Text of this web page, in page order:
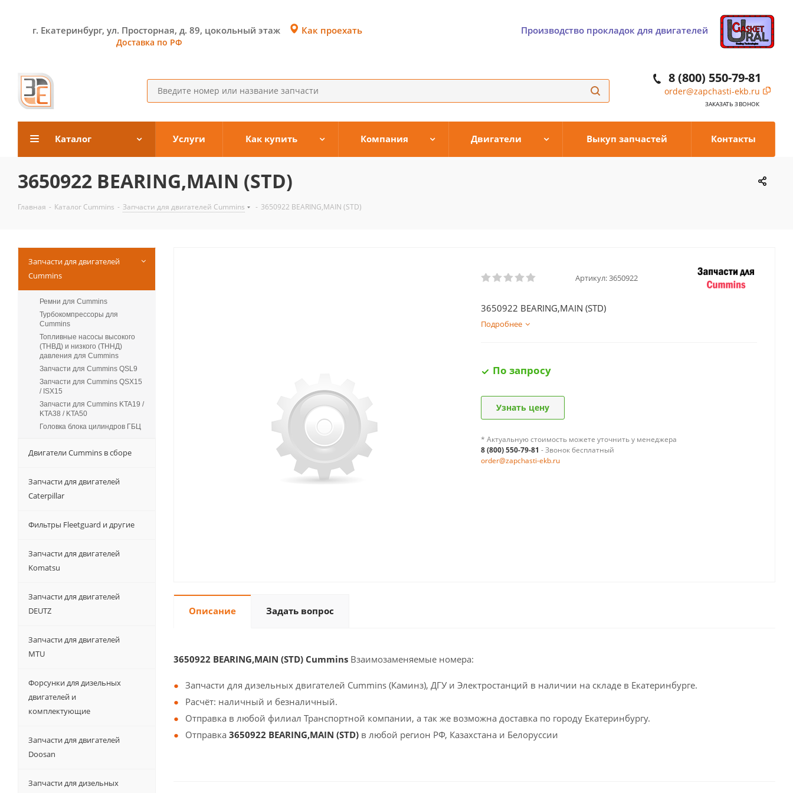
г. Екатеринбург, ул. Просторная, д. 89, цокольный этаж
Доставка по РФ
Как проехать Производство прокладок для двигателей
8 (800) 550-79-81
order@zapchasti-ekb.ru
ЗАКАЗАТЬ ЗВОНОК
Каталог Услуги Как купить Компания Двигатели Выкуп запчастей Контакты
3650922 BEARING,MAIN (STD)
Главная - Каталог Cummins - Запчасти для двигателей Cummins - 3650922 BEARING,MAIN (STD)
Артикул:3650922
3650922 BEARING,MAIN (STD)
Подробнее
По запросу
Узнать цену
* Актуальную стоимость можете уточнить у менеджера
8 (800) 550-79-81 - Звонок бесплатный
order@zapchasti-ekb.ru
Описание Задать вопрос
3650922 BEARING,MAIN (STD) Cummins Взаимозаменяемые номера:
Запчасти для дизельных двигателей Cummins (Каминз), ДГУ и Электростанций в наличии на складе в Екатеринбурге.
Расчёт: наличный и безналичный.
Отправка в любой филиал Транспортной компании, а так же возможна доставка по городу Екатеринбургу.
Отправка 3650922 BEARING,MAIN (STD) в любой регион РФ, Казахстана и Белоруссии
Запчасти для двигателей
Cummins
Ремни для Cummins
Турбокомпрессоры для
Сummins
Топливные насосы высокого
(ТНВД) и низкого (ТННД)
давления для Cummins
Запчасти для Cummins QSL9
Запчасти для Cummins QSX15
/ ISX15
Запчасти для Cummins KTA19 /
KTA38 / KTA50
Головка блока цилиндров ГБЦ
Двигатели Cummins в сборе
Запчасти для двигателей
Caterpillar
Фильтры Fleetguard и другие
Запчасти для двигателей
Komatsu
Запчасти для двигателей
DEUTZ
Запчасти для двигателей
MTU
Форсунки для дизельных
двигателей и
комплектующие
Запчасти для двигателей
Doosan
Запчасти для дизельных